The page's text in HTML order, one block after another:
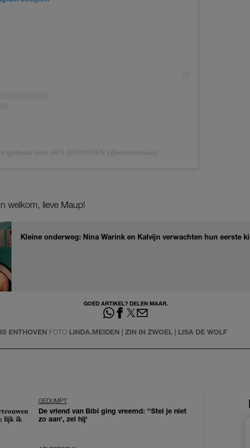
gedeeld door IRIS ENTHOVEN (@irisenthoven)
welkom, lieve Maup!
Kleine onderweg: Nina Warink en Kalvijn verwachten hun eerste
GOED ARTIKEL? DELEN MAAR.
ENTHOVEN FOTO LINDA.MEIDEN | ZIN IN ZWOEL | LISA DE WOLF
lijk ik
GEDUMPT
De vriend van Bibi ging vreemd: ''Stel je niet
zo aan', zei hij'